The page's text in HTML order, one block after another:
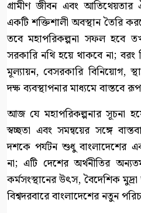
গ্রামীণ জীবন এবং আতিথেয়তার
একটি শক্তিশালী অবস্থান তৈরি
তবে মহাপরিকল্পনা সফল হবে
সরকারি নথি হয়ে থাকবে না; বরং
মূল্যায়ন, বেসরকারি বিনিয়োগ,
দক্ষ ব্যবস্থাপনার মাধ্যমে বাস্তবে
আজ যে মহাপরিকল্পনার সূচনা
স্বচ্ছতা এবং সমন্বয়ের সঙ্গে
দশকে পর্যটন শুধু বাংলাদেশের
না; এটি দেশের অর্থনীতির
কর্মসংস্থানের উৎস, বৈদেশিক
বিশ্বদরবারে বাংলাদেশের নতুন